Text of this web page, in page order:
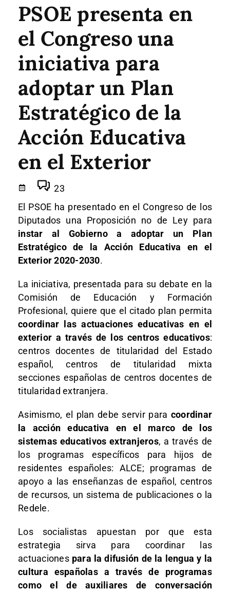
PSOE presenta en
el Congreso una
iniciativa para
adoptar un Plan
Estratégico de la
Acción Educativa
en el Exterior
23
El PSOE ha presentado en el Congreso de los
Diputados una Proposición no de Ley para
instar al Gobierno a adoptar un Plan
Estratégico de la Acción Educativa en el
Exterior 2020-2030.
La iniciativa, presentada para su debate en la
Comisión de Educación y Formación
Profesional, quiere que el citado plan permita
coordinar las actuaciones educativas en el
exterior a través de los centros educativos:
centros docentes de titularidad del Estado
español, centros de titularidad mixta
secciones españolas de centros docentes de
titularidad extranjera.
Asimismo, el plan debe servir para coordinar
la acción educativa en el marco de los
sistemas educativos extranjeros, a través de
los programas específicos para hijos de
residentes españoles: ALCE; programas de
apoyo a las enseñanzas de español, centros
de recursos, un sistema de publicaciones o la
Redele.
Los socialistas apuestan por que esta
estrategia sirva para coordinar las
actuacionespara la difusión de la lengua y la
cultura españolas a través de programas
como el de auxiliares de conversación